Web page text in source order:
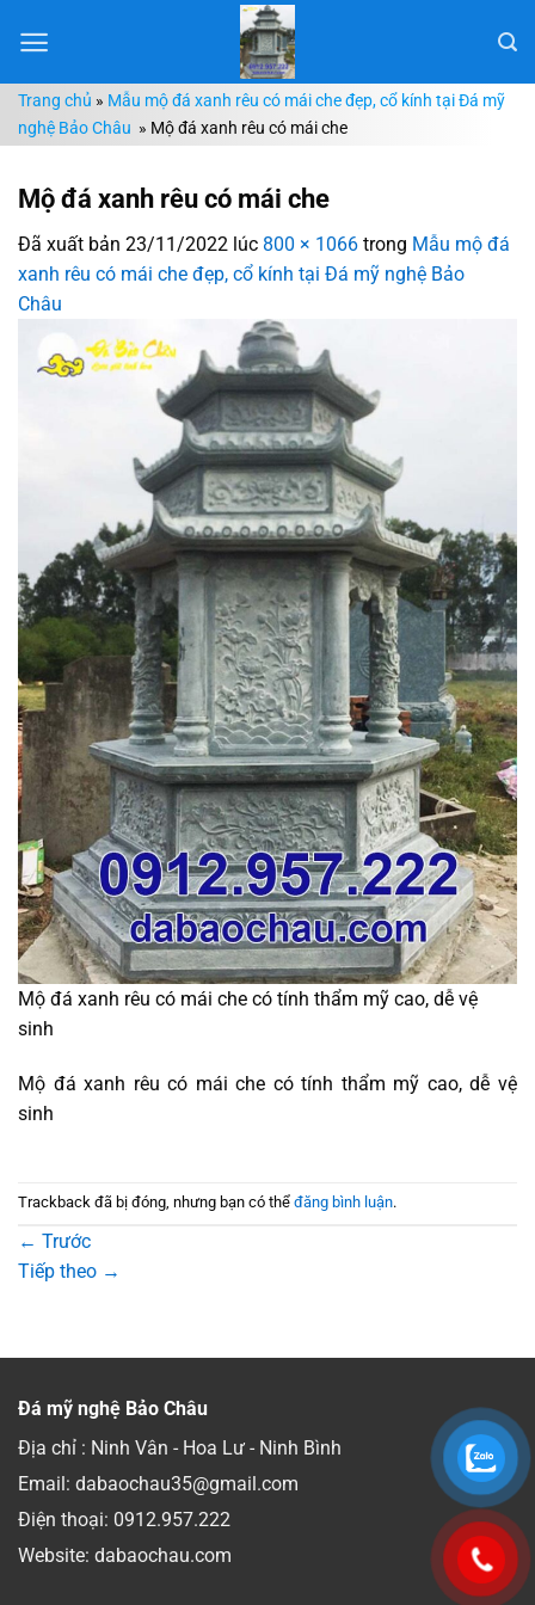
đến
dungTrang chủ » Mẫu mộ đá xanh rêu có mái che đẹp, cổ kính tại Đá mỹ
nghệ Bảo Châu » Mộ đá xanh rêu có mái che
Mộ đá xanh rêu có mái che
Đã xuất bản 23/11/2022 lúc 800 × 1066 trong Mẫu mộ đá
xanh rêu có mái che đẹp, cổ kính tại Đá mỹ nghệ Bảo
Châu
Mộ đá xanh rêu có mái che có tính thẩm mỹ cao, dễ vệ
sinh
Mộ đá xanh rêu có mái che có tính thẩm mỹ cao, dễ vệ
sinh
Trackback đã bị đóng, nhưng bạn có thể đăng bình luận.
← Trước
Tiếp theo →
Đá mỹ nghệ Bảo Châu
Địa chỉ : Ninh Vân - Hoa Lư - Ninh Bình
Email: dabaochau35@gmail.com
Điện thoại: 0912.957.222
Website: dabaochau.com